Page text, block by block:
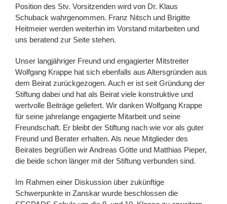
Position des Stv. Vorsitzenden wird von Dr. Klaus
Schuback wahrgenommen. Franz Nitsch und Brigitte
Heitmeier werden weiterhin im Vorstand mitarbeiten und
uns beratend zur Seite stehen.
Unser langjähriger Freund und engagierter Mitstreiter
Wolfgang Krappe hat sich ebenfalls aus Altersgründen aus
dem Beirat zurückgezogen. Auch er ist seit Gründung der
Stiftung dabei und hat als Beirat viele konstruktive und
wertvolle Beiträge geliefert. Wir danken Wolfgang Krappe
für seine jahrelange engagierte Mitarbeit und seine
Freundschaft. Er bleibt der Stiftung nach wie vor als guter
Freund und Berater erhalten. Als neue Mitglieder des
Beirates begrüßen wir Andreas Götte und Matthias Pieper,
die beide schon länger mit der Stiftung verbunden sind.
Im Rahmen einer Diskussion über zukünftige
Schwerpunkte in Zanskar wurde beschlossen die